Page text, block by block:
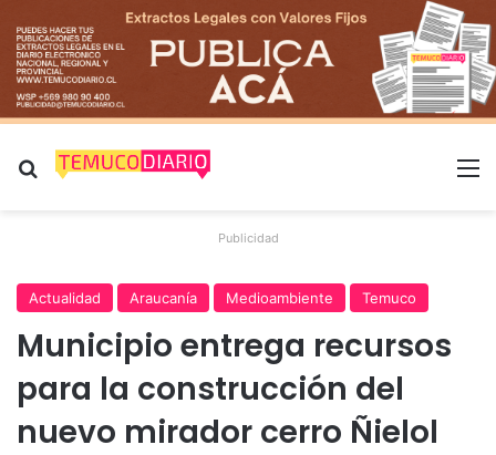
Buscar por
Publicidad
Actualidad Araucanía Medioambiente Temuco
Municipio entrega recursos
para la construcción del
nuevo mirador cerro Ñielol